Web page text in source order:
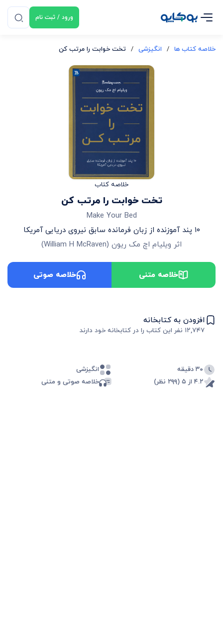
ورود / ثبت نام
خلاصه کتاب ها / انگیزشی / تخت خوابت را مرتب کن
خلاصه کتاب
تخت خوابت را مرتب کن
Make Your Bed
۱۰ پند آموزنده از زبان فرمانده سابق نیروی دریایی آمریکا
اثر ویلیام اچ مک ریون (
William H McRaven
)
خلاصه متنی خلاصه صوتی
افزودن به کتابخانه
۱۲,۷۴۷ نفر این کتاب را در کتابخانه خود دارند
۳۰ دقیقه
انگیزشی
۴.۲ از ۵ (۲۹۹ نظر)
خلاصه صوتی و متنی